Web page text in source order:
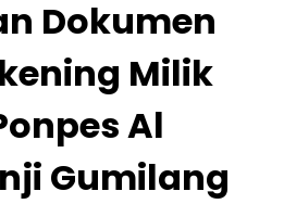
Dokumen
Milik
Al
Gumilang